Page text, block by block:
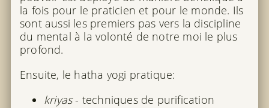
la fois pour le praticien et pour le monde. Ils
sont aussi les premiers pas vers la discipline
du mental à la volonté de notre moi le plus
profond.
Ensuite, le hatha yogi pratique:
kriyas- techniques de purification